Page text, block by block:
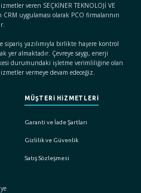
veren SEÇKİNER TEKNOLOJİ VE
uygulaması olarak PCO firmalarının
yazılımıyla birlikte haşere kontrol
yer almaktadır. Çevreye saygı, enerji
durumundaki işletme verimliliğine olan
vermeye devam edeceğiz.
MÜŞTERİ HİZMETLERİ
Garanti ve İade Şartları
Gizlilik ve Güvenlik
Satış Sözleşmesi